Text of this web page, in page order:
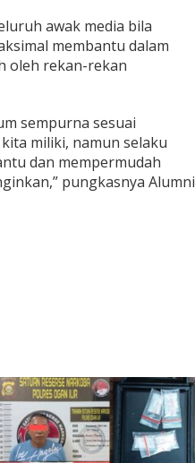
awak media bila
membantu dalam
oleh rekan-rekan
sempurna sesuai
miliki, namun selaku
dan mempermudah
pungkasnya Alumni